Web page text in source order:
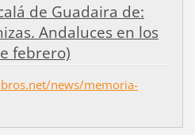
de Guadaira de:
Andaluces en los
febrero)
news/memoria-